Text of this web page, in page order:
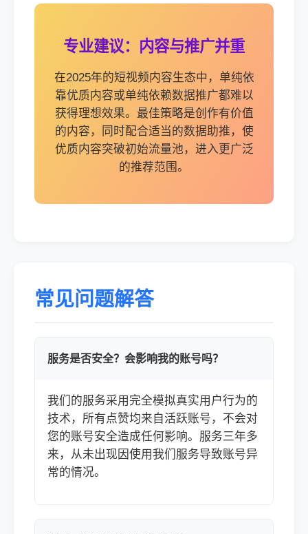
专业建议：内容与推广并重
在2025年的短视频内容生态中，单纯依
靠优质内容或单纯依赖数据推广都难以
获得理想效果。最佳策略是创作有价值
的内容，同时配合适当的数据助推，使
优质内容突破初始流量池，进入更广泛
的推荐范围。
常见问题解答
服务是否安全？会影响我的账号吗？
我们的服务采用完全模拟真实用户行为的
技术，所有点赞均来自活跃账号，不会对
您的账号安全造成任何影响。服务三年多
来，从未出现因使用我们服务导致账号异
常的情况。